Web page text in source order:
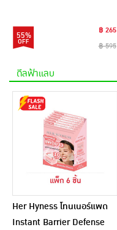
55%
฿ 265
฿ 595
ดีลฟ้าแลบ
Her Hyness โทนเนอร์แพด
Instant Barrier Defense